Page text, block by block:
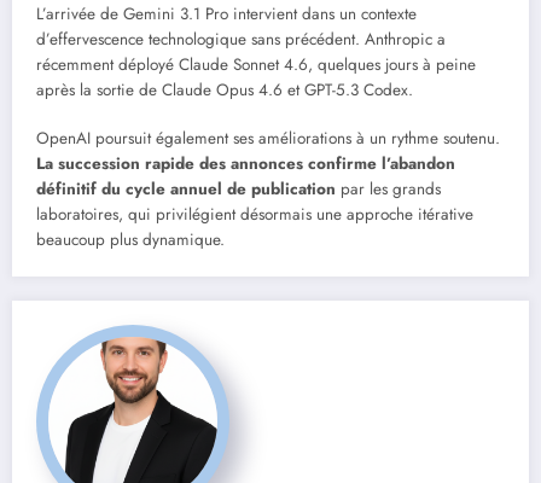
L’arrivée de Gemini 3.1 Pro intervient dans un contexte
d’effervescence technologique sans précédent. Anthropic a
récemment déployé Claude Sonnet 4.6, quelques jours à peine
après la sortie de Claude Opus 4.6 et GPT-5.3 Codex.
OpenAI poursuit également ses améliorations à un rythme soutenu.
La succession rapide des annonces confirme l’abandon
définitif du cycle annuel de publication par les grands
laboratoires, qui privilégient désormais une approche itérative
beaucoup plus dynamique.